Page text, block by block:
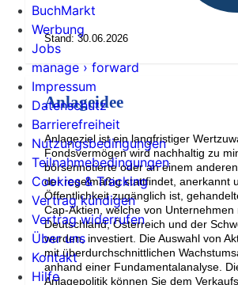
Stand: 30.06.2026
Anlageidee
Anlageziel ist ein langfristiger
Fondsvermögen wird nachhaltig zu
börsennotierte oder an einem
der regelmäßig stattfindet, anerkannt
Öffentlichkeit zugänglich ist,
Cap-Aktien, welche von Unternehmen
Deutschland, Österreich und der
wurden, investiert. Die Auswahl von
mit überdurchschnittlichen
anhand einer Fundamentalanalyse.
Anlagepolitik können Sie dem
BuchMarkt
Werbung
Jobs
manage › forward
Impressum
Datenschutz
Barrierefreiheit
Nutzungsbedingungen
Teilnahmebedingungen
Cookies & Tracking
Vertrag kündigen
Vertrag widerrufen
Über uns
Kontakt
Hilfe